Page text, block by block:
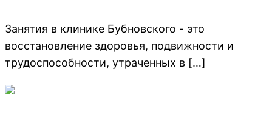
Занятия в клинике Бубновского - это
восстановление здоровья, подвижности и
трудоспособности, утраченных в […]